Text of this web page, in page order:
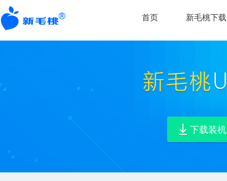
首页 新毛桃下载
下载装